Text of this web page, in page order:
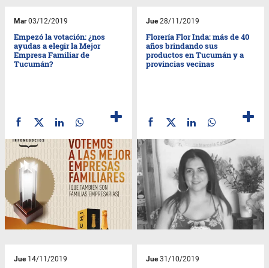
Mar03/12/2019
Empezó la votación: ¿nos
ayudas a elegir la Mejor
Empresa Familiar de
Tucumán?
Jue28/11/2019
Florería Flor Inda: más de 40
años brindando sus
productos en Tucumán y a
provincias vecinas
Jue14/11/2019 Jue31/10/2019